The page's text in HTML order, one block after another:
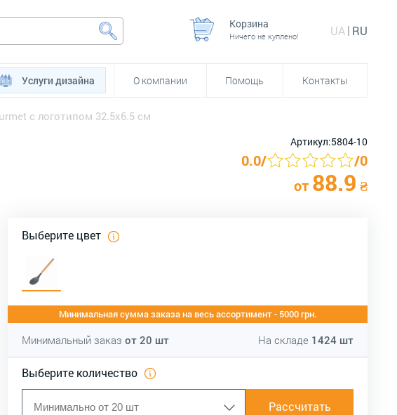
Корзина
Ничего не куплено! UA RU
Услуги дизайна О компании Помощь Контакты
с логотипом 32.5х6.5 см
Артикул:5804-10
0.0/ /0
от 88.9 ₴
Выберите цвет
Минимальная сумма заказа на весь ассортимент - 5000 грн.
Минимальный заказ от 20 шт На складе 1424 шт
Выберите количество
Рассчитать